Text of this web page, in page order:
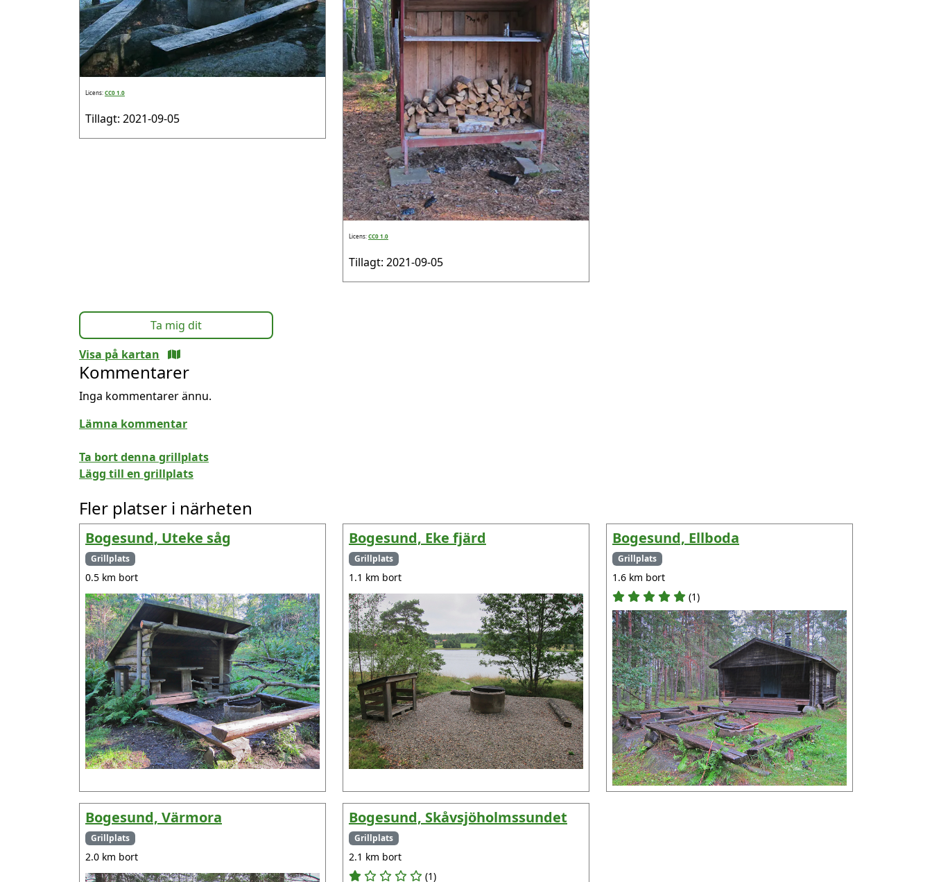
Licens:CC0 1.0
Tillagt: 2021-09-05
Licens:CC0 1.0
Tillagt: 2021-09-05
Ta mig dit
Visa på kartan
Kommentarer
Inga kommentarer ännu.
Lämna kommentar
Ta bort denna grillplats
Lägg till en grillplats
Fler platser i närheten
Bogesund, Uteke såg
Grillplats
0.5 km bort
Bogesund, Eke fjärd
Grillplats
1.1 km bort
Bogesund, Ellboda
Grillplats
1.6 km bort
(1)
Bogesund, Värmora
Grillplats
2.0 km bort
Bogesund, Skåvsjöholmssundet
Grillplats
2.1 km bort
(1)